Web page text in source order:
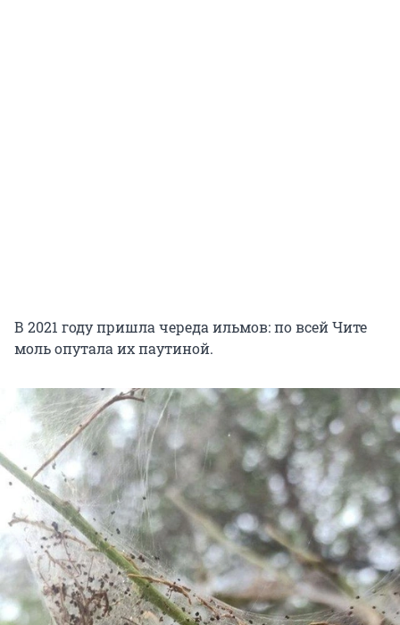
В 2021 году пришла череда ильмов: по всей Чите
моль опутала их паутиной.